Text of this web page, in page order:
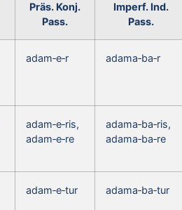
Präs. Konj.
Pass.
Imperf. Ind.
Pass.
adam‑e‑r adama‑ba‑r
adam‑e‑ris,
adam‑e‑re
adama‑ba‑ris,
adama‑ba‑re
adam‑e‑tur adama‑ba‑tur